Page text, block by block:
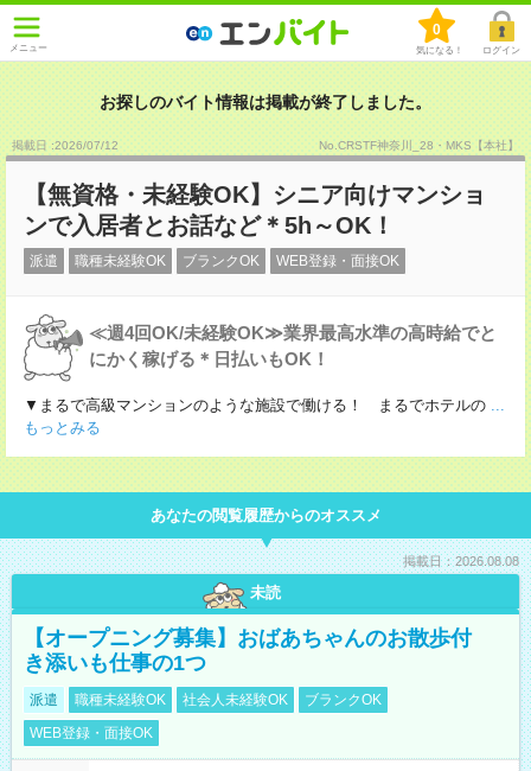
メニュー
0
気になる！ ログイン
お探しのバイト情報は掲載が終了しました。
掲載日 :2026/07/12 No.CRSTF神奈川_28・MKS【本社】
【無資格・未経験OK】シニア向けマンショ
ンで入居者とお話など＊5h～OK！
派遣 職種未経験OK ブランクOK WEB登録・面接OK
≪週4回OK/未経験OK≫業界最高水準の高時給でと
にかく稼げる＊日払いもOK！
▼まるで高級マンションのような施設で働ける！ まるでホテルの ...
もっとみる
あなたの閲覧履歴からのオススメ
掲載日：2026.08.08
未読
【オープニング募集】おばあちゃんのお散歩付
き添いも仕事の1つ
派遣 職種未経験OK 社会人未経験OK
ブランクOK
WEB登録・面接OK